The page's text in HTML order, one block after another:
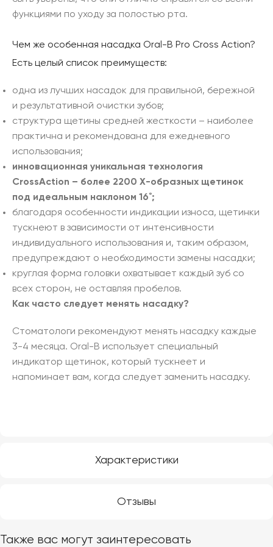
Характеристики
Отзывы
функциями по уходу за полостью рта.
Чем же особенная насадка Oral-B Pro Cross Action?
Есть целый список преимуществ:
одна из лучших насадок для правильной, бережной
и результативной очистки зубов;
структура щетины средней жесткости – наиболее
практична и рекомендована для ежедневного
использования;
инновационная уникальная технология
CrossAction – более 2200 Х-образных щетинок
под идеальным наклоном 16˚;
благодаря особенности индикации износа, щетинки
тускнеют в зависимости от интенсивности
индивидуального использования и, таким образом,
предупреждают о необходимости замены насадки;
круглая форма головки охватывает каждый зуб со
всех сторон, не оставляя пробелов.
Как часто следует менять насадку?
Стоматологи рекомендуют менять насадку каждые
3-4 месяца. Oral-B использует специальный
индикатор щетинок, который тускнеет и
напоминает вам, когда следует заменить насадку.
Также вас могут заинтересовать